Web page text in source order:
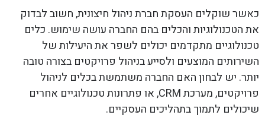
כאשר שוקלים העסקת חברת ניהול חיצונית, חשוב לבדוק
את הטכנולוגיות והכלים בהם החברה עושה שימוש. כלים
טכנולוגיים מתקדמים יכולים לשפר את היעילות של
השירותים המוצעים ולסייע בניהול פרויקטים בצורה טובה
יותר. יש לבחון האם החברה משתמשת בכלים לניהול
פרויקטים, מערכת CRM, או פתרונות טכנולוגיים אחרים
שיכולים לתמוך בתהליכים העסקיים.